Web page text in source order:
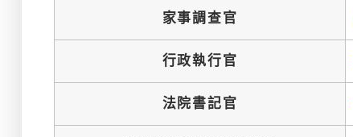
家事調查官
行政執行官
法院書記官